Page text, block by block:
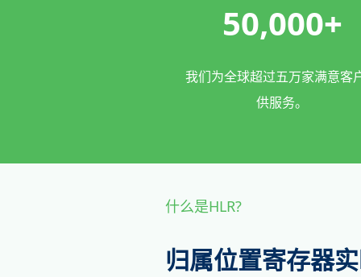
50,000+
我们为全球超过五万家满意客
供服务。
什么是HLR?
归属位置寄存器